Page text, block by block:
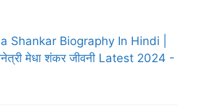
Shankar Biography In Hindi |
मेधा शंकर जीवनी Latest 2024 -